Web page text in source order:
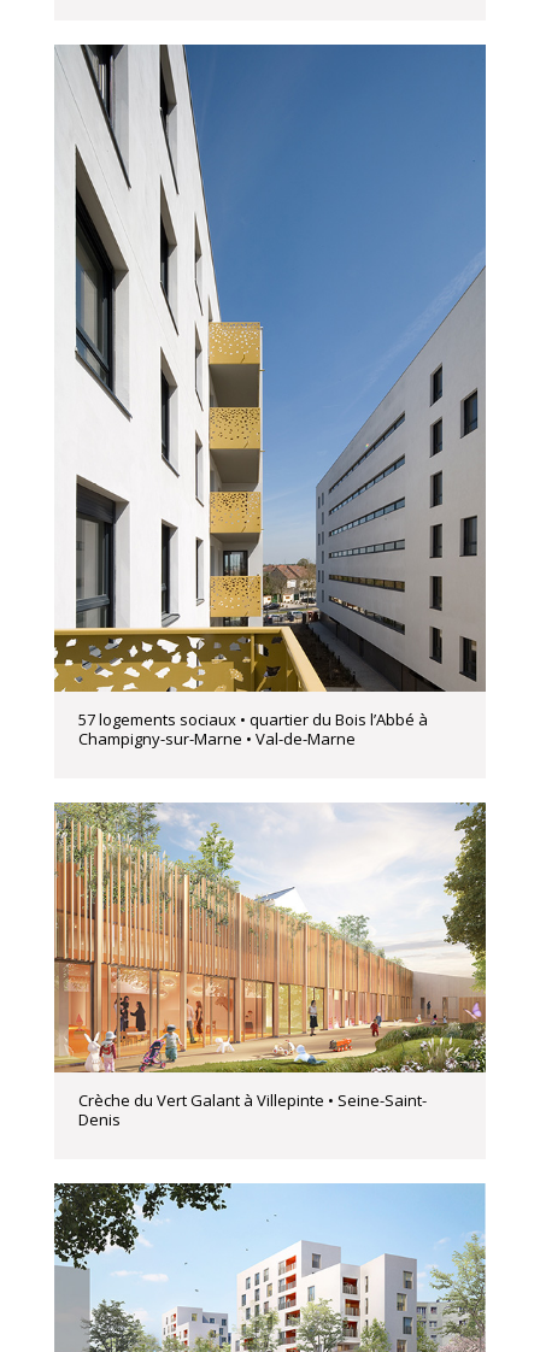
57 logements sociaux • quartier du Bois l’Abbé à
Champigny-sur-Marne • Val-de-Marne
Crèche du Vert Galant à Villepinte • Seine-Saint-
Denis